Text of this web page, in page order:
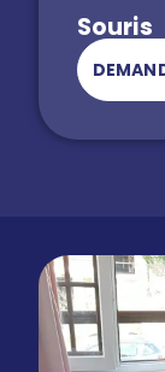
Souris